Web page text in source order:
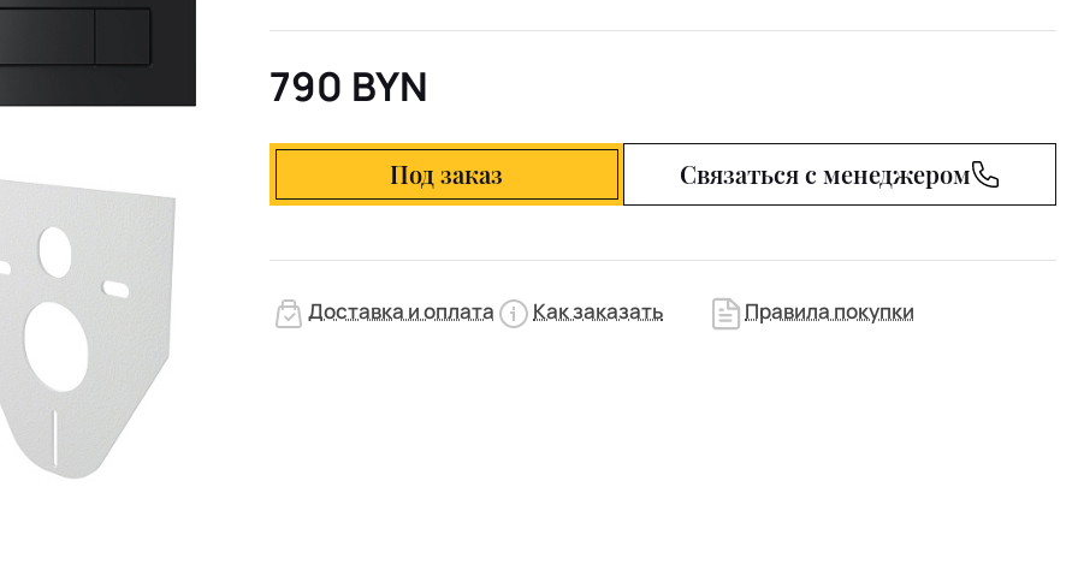
790 BYN
Под заказ Связаться с менеджером
Доставка и оплата Как заказать Правила покупки